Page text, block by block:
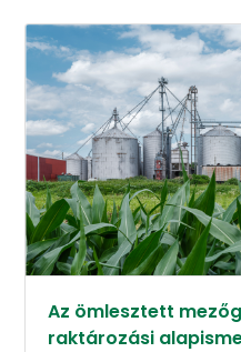
Az ömlesztett
raktározási